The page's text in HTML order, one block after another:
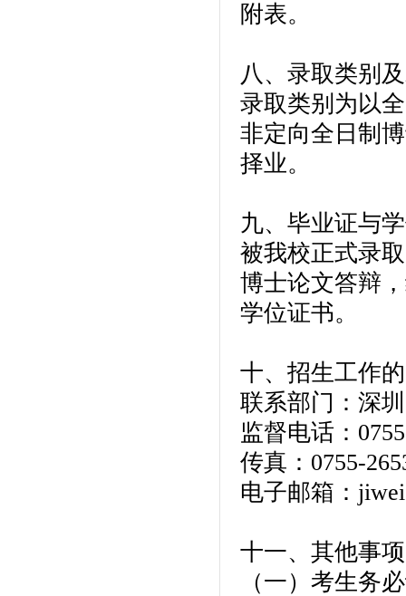
附表。
八、录取类别
录取类别为以
非定向全日制
择业。
九、毕业证与
被我校正式录
博士论文答辩
学位证书。
十、招生工作
联系部门：深
监督电话：
传真：0755-
电子邮箱：
十一、其他事项
（一）考生务